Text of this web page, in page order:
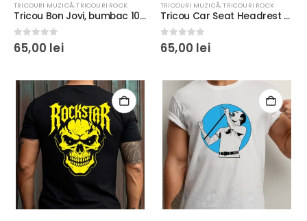
TRICOURI MUZICĂ,TRICOURI ROCK
Tricou Bon Jovi, bumbac 100%, regular fit, imprimeu rezistent la spălări, culoare alb/negru
0 out of 5
65,00 lei
TRICOURI MUZICĂ,TRICOURI ROCK
Tricou Car Seat Headrest Twin Fantasy, bumbac 100%, regular fit, imprimeu rezistent la spălări
0 out of 5
65,00 lei